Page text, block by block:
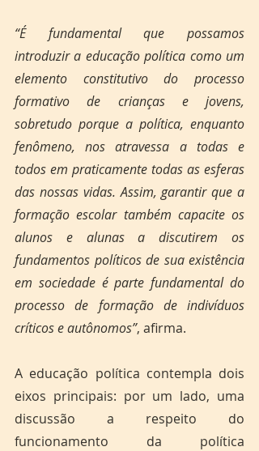
“É fundamental que possamos
introduzir a educação política como um
elemento constitutivo do processo
formativo de crianças e jovens,
sobretudo porque a política, enquanto
fenômeno, nos atravessa a todas e
todos em praticamente todas as esferas
das nossas vidas. Assim, garantir que a
formação escolar também capacite os
alunos e alunas a discutirem os
fundamentos políticos de sua existência
em sociedade é parte fundamental do
processo de formação de indivíduos
críticos e autônomos”, afirma.
A educação política contempla dois
eixos principais: por um lado, uma
discussão a respeito do
funcionamento da política